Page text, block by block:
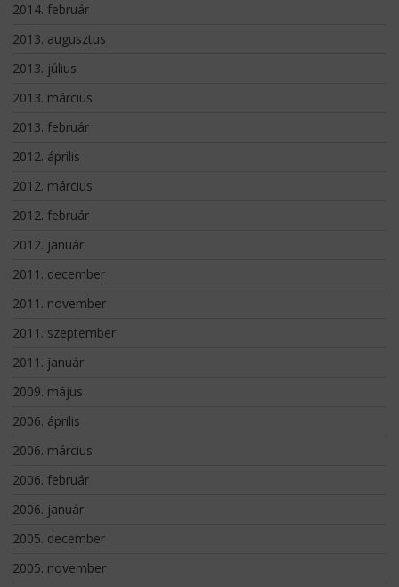
2014. február
2013. augusztus
2013. július
2013. március
2013. február
2012. április
2012. március
2012. február
2012. január
2011. december
2011. november
2011. szeptember
2011. január
2009. május
2006. április
2006. március
2006. február
2006. január
2005. december
2005. november